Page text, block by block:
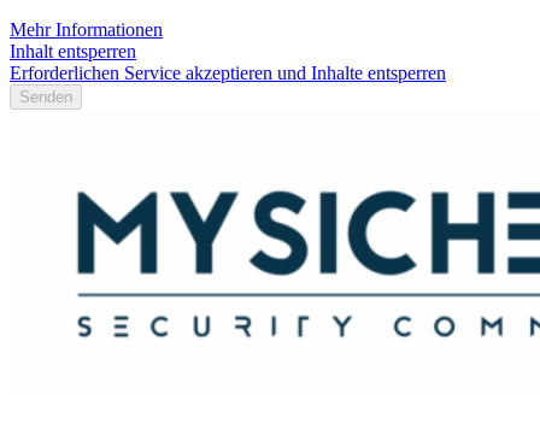
Mehr Informationen
Inhalt entsperren
Erforderlichen Service akzeptieren und Inhalte entsperren
Senden